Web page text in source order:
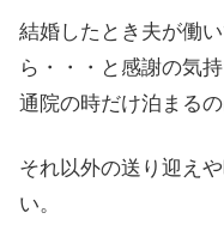
結婚したとき夫が働
ら・・・と感謝の気
通院の時だけ泊まる
それ以外の送り迎え
い。